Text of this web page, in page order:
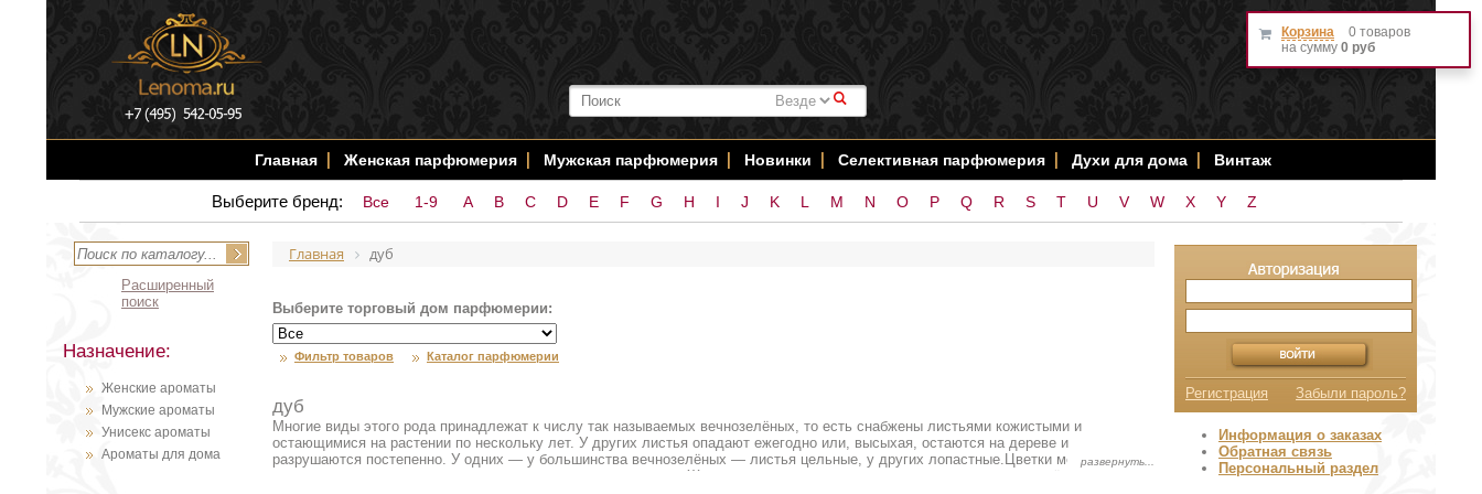
#
Главная Женская парфюмерия Мужская парфюмерия Новинки Селективная парфюмерия Духи для дома Винтаж
Выберите бренд: Все 1-9 A B C D E F G H I J K L M N O P Q R S T U V W X Y Z
Расширенный
поиск
Назначение:
Женские ароматы
Мужские ароматы
Унисекс ароматы
Ароматы для дома
Главная дуб
Выберите торговый дом парфюмерии:
Фильтр товаров Каталог парфюмерии
дуб
Многие виды этого рода принадлежат к числу так называемых вечнозелёных, то есть снабжены листьями кожистыми и
остающимися на растении по нескольку лет. У других листья опадают ежегодно или, высыхая, остаются на дереве и
разрушаются постепенно. У одних — у большинства вечнозелёных — листья цельные, у других лопастные.Цветки мелкие,
однополые: мужские и женские на одном и том же растении. Женские цветки образуют небольшие пучочки или серёжки, мужские
Корзина
0 товаров
на сумму 0 руб
Регистрация Забыли пароль?
Информация о заказах
Обратная связь
Персональный раздел